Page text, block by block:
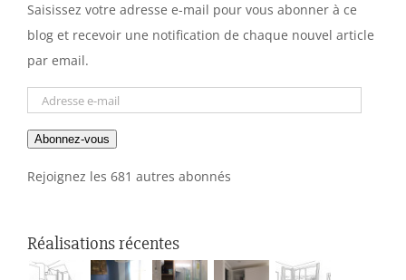
Saisissez votre adresse e-mail pour vous abonner à ce
blog et recevoir une notification de chaque nouvel article
par email.
Adresse
mail
Abonnez-vous
Rejoignez les 681 autres abonnés
Réalisations récentes